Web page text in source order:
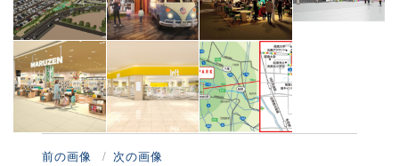
前の画像 次の画像